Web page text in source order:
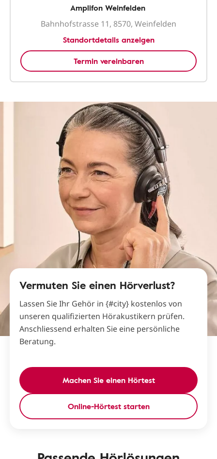
Amplifon Weinfelden
Bahnhofstrasse 11, 8570, Weinfelden
Standortdetails anzeigen
Termin vereinbaren
Vermuten Sie einen Hörverlust?
Lassen Sie Ihr Gehör in {#city} kostenlos von
unseren qualifizierten Hörakustikern prüfen.
Anschliessend erhalten Sie eine persönliche
Beratung.
Machen Sie einen Hörtest
Online-Hörtest starten